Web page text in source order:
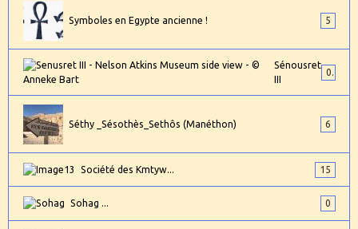
Symboles en Egypte ancienne ! 5
Sénousret
III
0
Séthy _Sésothès_Sethôs (Manéthon) 6
Société des Kmtyw... 15
Sohag ... 0